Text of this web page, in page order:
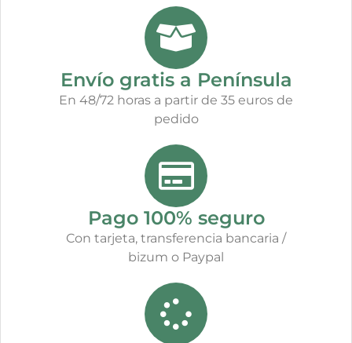
Envío gratis a Península
En 48/72 horas a partir de 35 euros de
pedido
Pago 100% seguro
Con tarjeta, transferencia bancaria /
bizum o Paypal